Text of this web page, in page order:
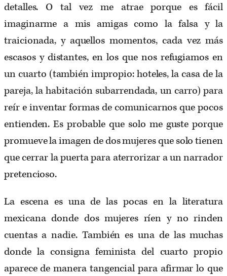
detalles. O tal vez me atrae porque es fácil
imaginarme a mis amigas como la falsa y la
traicionada, y aquellos momentos, cada vez más
escasos y distantes, en los que nos refugiamos en
un cuarto (también impropio: hoteles, la casa de la
pareja, la habitación subarrendada, un carro) para
reír e inventar formas de comunicarnos que pocos
entienden. Es probable que solo me guste porque
promueve la imagen de dos mujeres que solo tienen
que cerrar la puerta para aterrorizar a un narrador
pretencioso.
La escena es una de las pocas en la literatura
mexicana donde dos mujeres ríen y no rinden
cuentas a nadie. También es una de las muchas
donde la consigna feminista del cuarto propio
aparece de manera tangencial para afirmar lo que